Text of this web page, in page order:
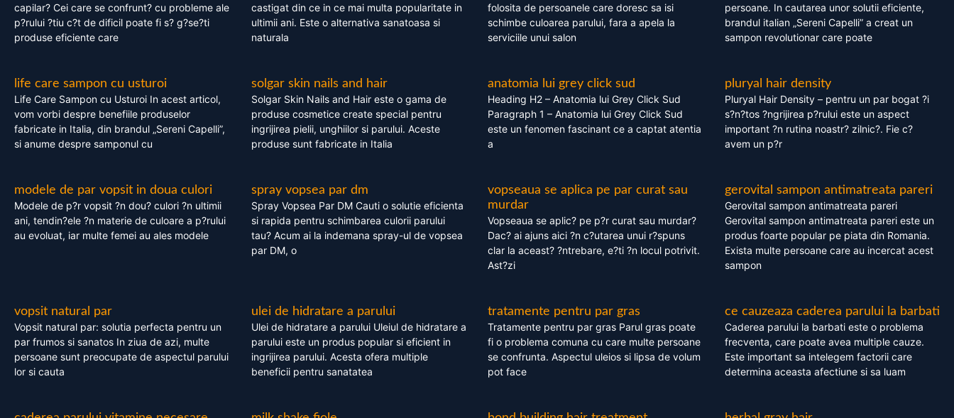
capilar? Cei care se confrunt? cu probleme ale
p?rului ?tiu c?t de dificil poate fi s? g?se?ti
produse eficiente care
castigat din ce in ce mai multa popularitate in
ultimii ani. Este o alternativa sanatoasa si
naturala
folosita de persoanele care doresc sa isi
schimbe culoarea parului, fara a apela la
serviciile unui salon
persoane. In cautarea unor solutii eficiente,
brandul italian „Sereni Capelli” a creat un
sampon revolutionar care poate
life care sampon cu usturoi
Life Care Sampon cu Usturoi In acest articol,
vom vorbi despre benefiile produselor
fabricate in Italia, din brandul „Sereni Capelli”,
si anume despre samponul cu
solgar skin nails and hair
Solgar Skin Nails and Hair este o gama de
produse cosmetice create special pentru
ingrijirea pielii, unghiilor si parului. Aceste
produse sunt fabricate in Italia
anatomia lui grey click sud
Heading H2 – Anatomia lui Grey Click Sud
Paragraph 1 – Anatomia lui Grey Click Sud
este un fenomen fascinant ce a captat atentia
a
pluryal hair density
Pluryal Hair Density – pentru un par bogat ?i
s?n?tos ?ngrijirea p?rului este un aspect
important ?n rutina noastr? zilnic?. Fie c?
avem un p?r
modele de par vopsit in doua culori
Modele de p?r vopsit ?n dou? culori ?n ultimii
ani, tendin?ele ?n materie de culoare a p?rului
au evoluat, iar multe femei au ales modele
spray vopsea par dm
Spray Vopsea Par DM Cauti o solutie eficienta
si rapida pentru schimbarea culorii parului
tau? Acum ai la indemana spray-ul de vopsea
par DM, o
vopseaua se aplica pe par curat sau
murdar
Vopseaua se aplic? pe p?r curat sau murdar?
Dac? ai ajuns aici ?n c?utarea unui r?spuns
clar la aceast? ?ntrebare, e?ti ?n locul potrivit.
Ast?zi
gerovital sampon antimatreata pareri
Gerovital sampon antimatreata pareri
Gerovital sampon antimatreata pareri este un
produs foarte popular pe piata din Romania.
Exista multe persoane care au incercat acest
sampon
vopsit natural par
Vopsit natural par: solutia perfecta pentru un
par frumos si sanatos In ziua de azi, multe
persoane sunt preocupate de aspectul parului
lor si cauta
ulei de hidratare a parului
Ulei de hidratare a parului Uleiul de hidratare a
parului este un produs popular si eficient in
ingrijirea parului. Acesta ofera multiple
beneficii pentru sanatatea
tratamente pentru par gras
Tratamente pentru par gras Parul gras poate
fi o problema comuna cu care multe persoane
se confrunta. Aspectul uleios si lipsa de volum
pot face
ce cauzeaza caderea parului la barbati
Caderea parului la barbati este o problema
frecventa, care poate avea multiple cauze.
Este important sa intelegem factorii care
determina aceasta afectiune si sa luam